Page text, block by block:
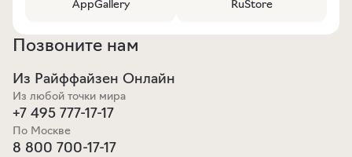
AppGallery RuStore
Позвоните нам
Из Райффайзен Онлайн
Из любой точки мира
+7 495 777-17-17
По Москве
8 800 700-17-17